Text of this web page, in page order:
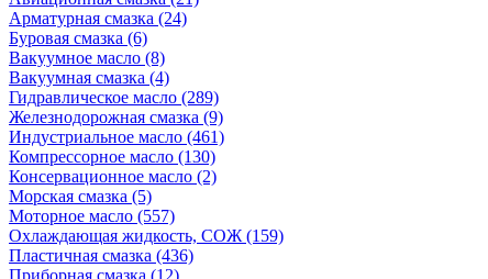
Арматурная смазка (24)
Буровая смазка (6)
Вакуумное масло (8)
Вакуумная смазка (4)
Гидравлическое масло (289)
Железнодорожная смазка (9)
Индустриальное масло (461)
Компрессорное масло (130)
Консервационное масло (2)
Морская смазка (5)
Моторное масло (557)
Охлаждающая жидкость, СОЖ (159)
Пластичная смазка (436)
Приборная смазка (12)